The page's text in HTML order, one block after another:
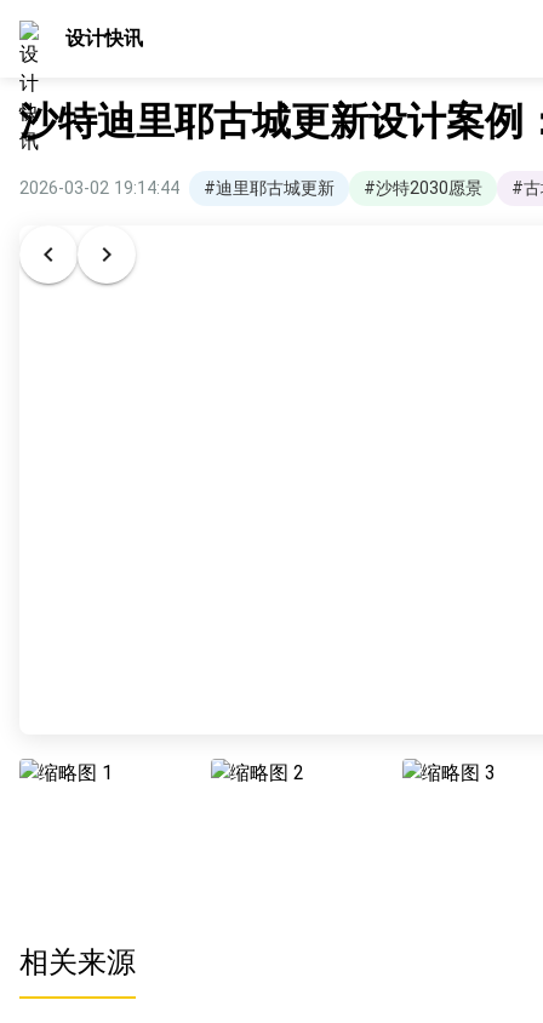
设计快讯
沙特迪里耶古城更新设计案例
2026-03-02 19:14:44 #迪里耶古城更新 #沙特2030愿景 #古
相关来源